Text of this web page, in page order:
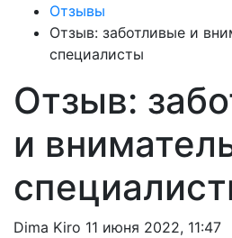
Отзывы
Отзыв: заботливые и
специалисты
Отзыв:
и
Dima Kiro 11 июня 2022, 11:47